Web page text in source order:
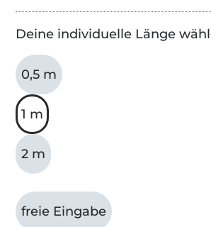
Deine individuelle Länge
0,5 m
1 m
2 m
freie Eingabe